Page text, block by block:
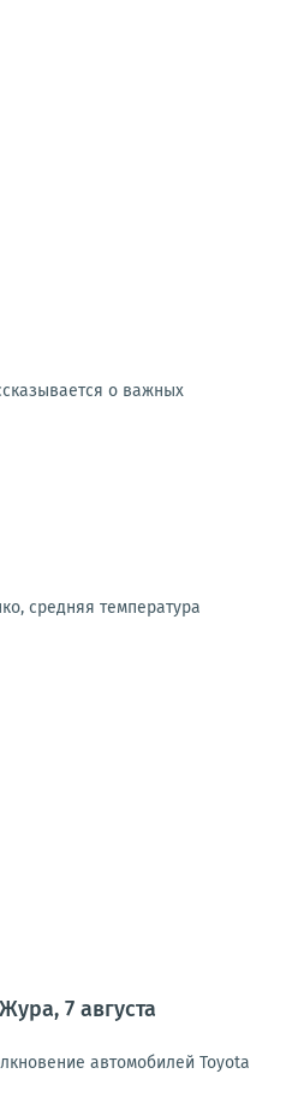
о важных
средняя температура
7 августа
автомобилей Toyota